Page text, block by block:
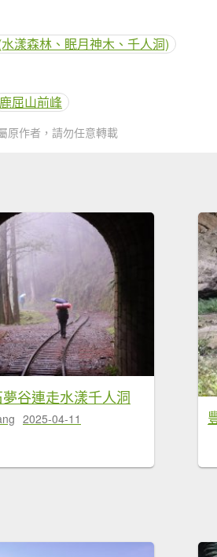
漾森林、眠月神木、千人洞)
鹿屈山前峰
原作者，請勿任意轉載
谷連走水漾千人洞
2025-04-11